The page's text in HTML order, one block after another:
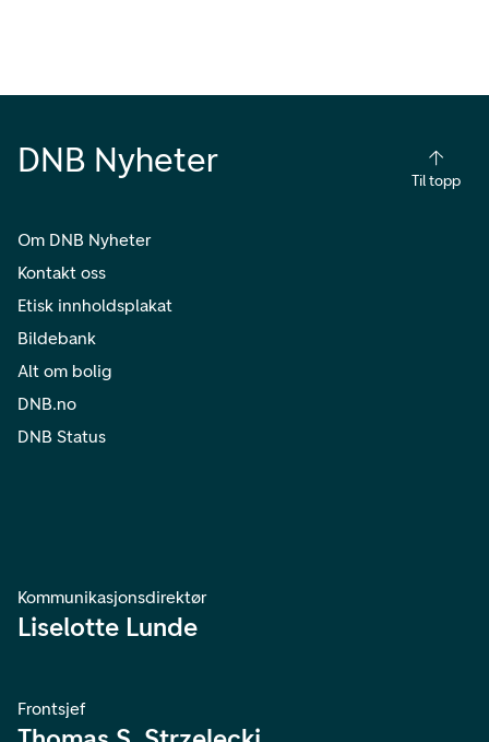
DNB Nyheter
Til topp
Om DNB Nyheter
Kontakt oss
Etisk innholdsplakat
Bildebank
Alt om bolig
DNB.no
DNB Status
Kommunikasjonsdirektør
Liselotte Lunde
Frontsjef